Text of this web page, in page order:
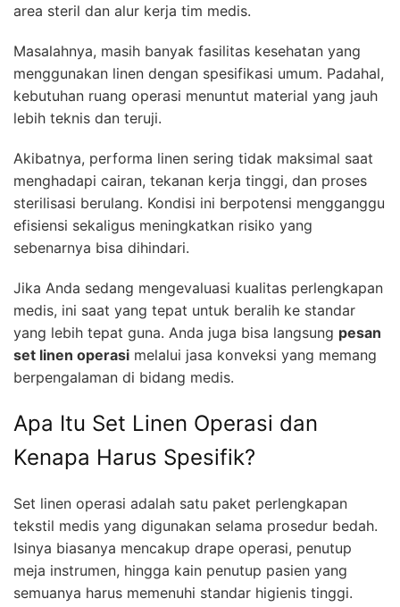
area steril dan alur kerja tim medis.
Masalahnya, masih banyak fasilitas kesehatan yang
menggunakan linen dengan spesifikasi umum. Padahal,
kebutuhan ruang operasi menuntut material yang jauh
lebih teknis dan teruji.
Akibatnya, performa linen sering tidak maksimal saat
menghadapi cairan, tekanan kerja tinggi, dan proses
sterilisasi berulang. Kondisi ini berpotensi mengganggu
efisiensi sekaligus meningkatkan risiko yang
sebenarnya bisa dihindari.
Jika Anda sedang mengevaluasi kualitas perlengkapan
medis, ini saat yang tepat untuk beralih ke standar
yang lebih tepat guna. Anda juga bisa langsung pesan
set linen operasi melalui jasa konveksi yang memang
berpengalaman di bidang medis.
Apa Itu Set Linen Operasi dan
Kenapa Harus Spesifik?
Set linen operasi adalah satu paket perlengkapan
tekstil medis yang digunakan selama prosedur bedah.
Isinya biasanya mencakup drape operasi, penutup
meja instrumen, hingga kain penutup pasien yang
semuanya harus memenuhi standar higienis tinggi.